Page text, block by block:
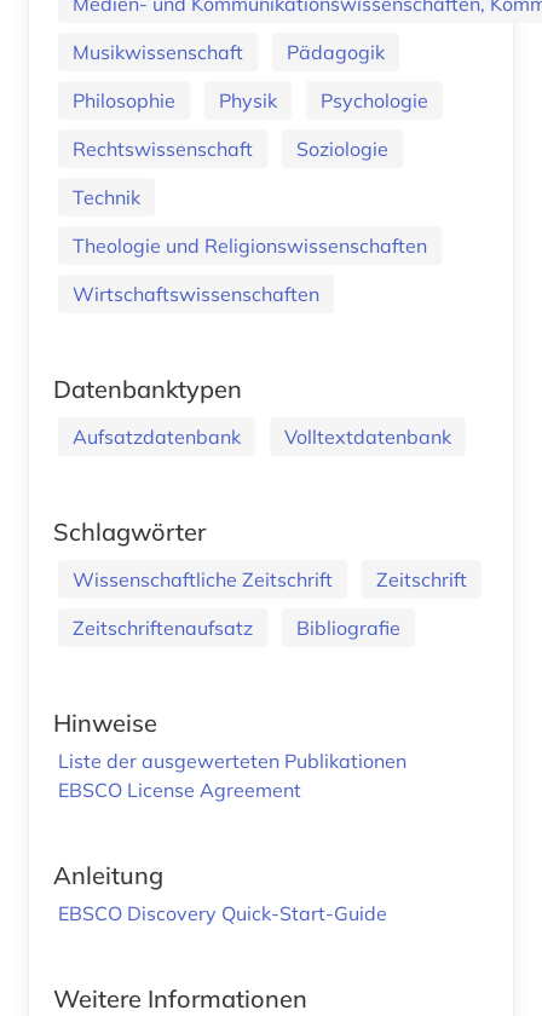
Musikwissenschaft
Pädagogik
Philosophie
Physik
Psychologie
Rechtswissenschaft
Soziologie
Technik
Theologie und Religionswissenschaften
Wirtschaftswissenschaften
Datenbanktypen
Aufsatzdatenbank Volltextdatenbank
Schlagwörter
Wissenschaftliche Zeitschrift
Zeitschrift
Zeitschriftenaufsatz
Bibliografie
Hinweise
Liste der ausgewerteten Publikationen
EBSCO License Agreement
Anleitung
EBSCO Discovery Quick-Start-Guide
Weitere Informationen